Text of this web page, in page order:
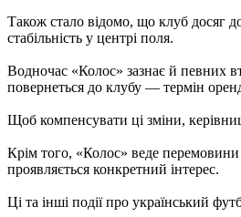
Також стало відомо, що клуб досяг
стабільність у центрі поля.
Водночас «Колос» зазнає й певних
повернеться до клубу — термін
Щоб компенсувати ці зміни,
Крім того, «Колос» веде
проявляється конкретний інтерес.
Ці та інші події про український